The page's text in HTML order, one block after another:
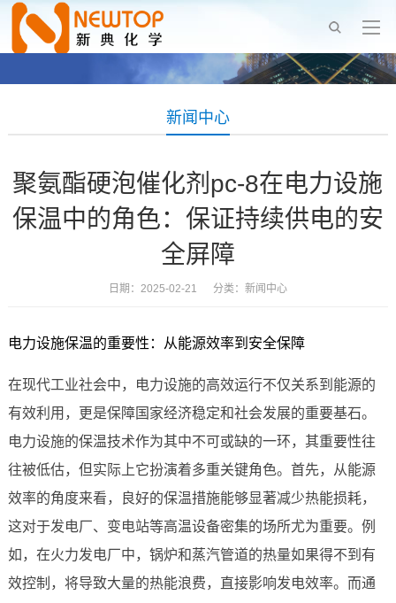
新闻中心
聚氨酯硬泡催化剂pc-8在电力设施
保温中的角色：保证持续供电的安
全屏障
日期：2025-02-21 分类： 新闻中心
电力设施保温的重要性：从能源效率到安全保障
在现代工业社会中，电力设施的高效运行不仅关系到能源的
有效利用，更是保障国家经济稳定和社会发展的重要基石。
电力设施的保温技术作为其中不可或缺的一环，其重要性往
往被低估，但实际上它扮演着多重关键角色。首先，从能源
效率的角度来看，良好的保温措施能够显著减少热能损耗，
这对于发电厂、变电站等高温设备密集的场所尤为重要。例
如，在火力发电厂中，锅炉和蒸汽管道的热量如果得不到有
效控制，将导致大量的热能浪费，直接影响发电效率。而通